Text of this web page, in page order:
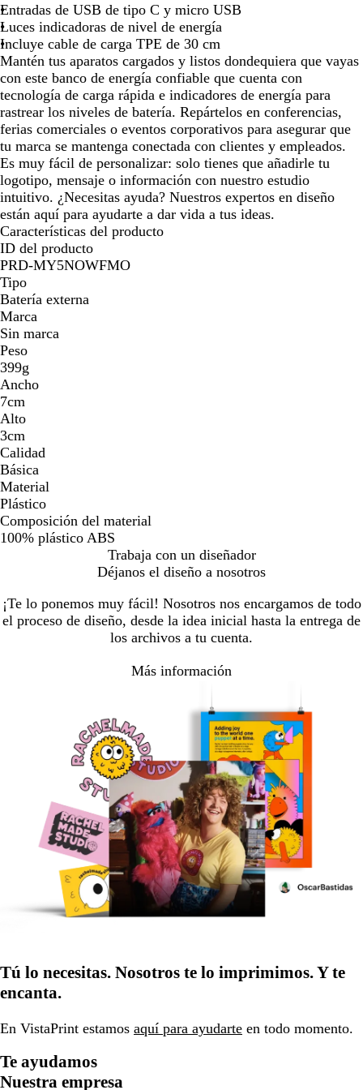
ó
l
i
d
o
Entradas de USB de tipo C y micro USB
Luces indicadoras de nivel de energía
Incluye cable de carga TPE de 30 cm
Mantén tus aparatos cargados y listos dondequiera que vayas
con este banco de energía confiable que cuenta con
tecnología de carga rápida e indicadores de energía para
rastrear los niveles de batería. Repártelos en conferencias,
ferias comerciales o eventos corporativos para asegurar que
tu marca se mantenga conectada con clientes y empleados.
Es muy fácil de personalizar: solo tienes que añadirle tu
logotipo, mensaje o información con nuestro estudio
intuitivo. ¿Necesitas ayuda? Nuestros expertos en diseño
están aquí para ayudarte a dar vida a tus ideas.
Características del producto
ID del producto
PRD-MY5NOWFMO
Tipo
Batería externa
Marca
Sin marca
Peso
399g
Ancho
7cm
Alto
3cm
Calidad
Básica
Material
Plástico
Composición del material
100% plástico ABS
Trabaja con un diseñador
Déjanos el diseño a nosotros
¡Te lo ponemos muy fácil! Nosotros nos encargamos de todo
el proceso de diseño, desde la idea inicial hasta la entrega de
los archivos a tu cuenta.
Más información
Tú lo necesitas. Nosotros te lo imprimimos. Y te
encanta.
En VistaPrint estamos aquí para ayudarte en todo momento.
Te ayudamos
Nuestra empresa